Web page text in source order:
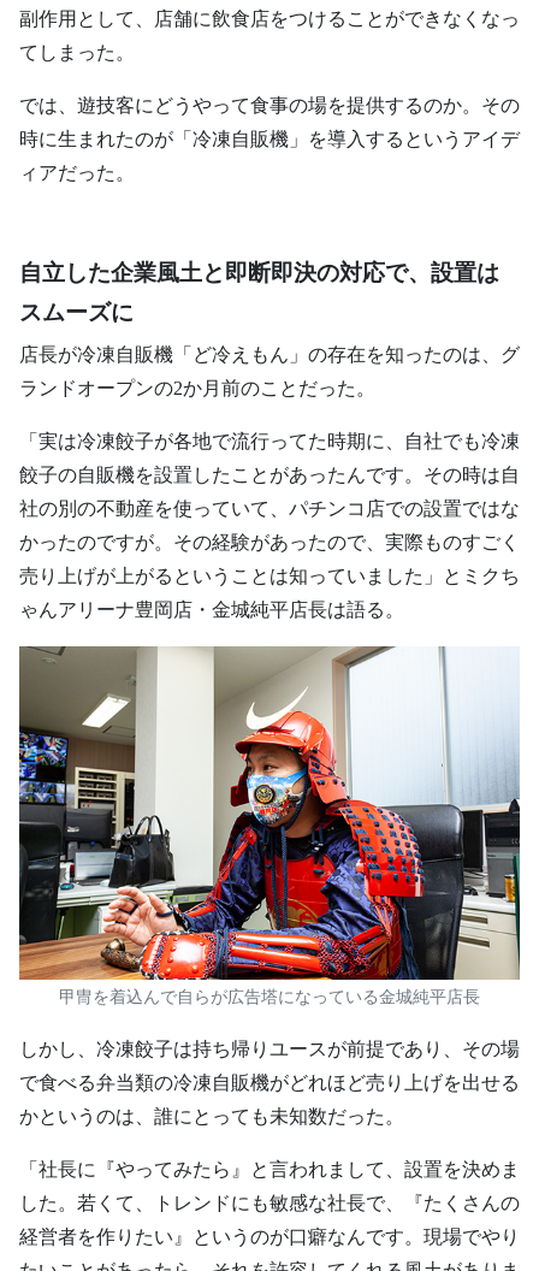
副作用として、店舗に飲食店をつけることができなくなっ
てしまった。
では、遊技客にどうやって食事の場を提供するのか。その
時に生まれたのが「冷凍自販機」を導入するというアイデ
ィアだった。
自立した企業風土と即断即決の対応で、設置は
スムーズに
店長が冷凍自販機「ど冷えもん」の存在を知ったのは、グ
ランドオープンの2か月前のことだった。
「実は冷凍餃子が各地で流行ってた時期に、自社でも冷凍
餃子の自販機を設置したことがあったんです。その時は自
社の別の不動産を使っていて、パチンコ店での設置ではな
かったのですが。その経験があったので、実際ものすごく
売り上げが上がるということは知っていました」とミクち
ゃんアリーナ豊岡店・金城純平店長は語る。
甲冑を着込んで自らが広告塔になっている金城純平店長
しかし、冷凍餃子は持ち帰りユースが前提であり、その場
で食べる弁当類の冷凍自販機がどれほど売り上げを出せる
かというのは、誰にとっても未知数だった。
「社長に『やってみたら』と言われまして、設置を決めま
した。若くて、トレンドにも敏感な社長で、『たくさんの
経営者を作りたい』というのが口癖なんです。現場でやり